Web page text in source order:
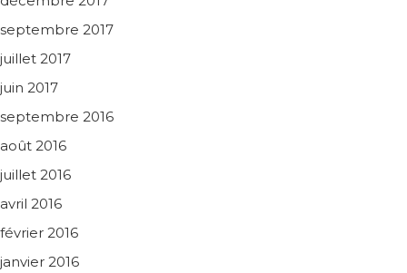
septembre 2017
juillet 2017
juin 2017
septembre 2016
août 2016
juillet 2016
avril 2016
février 2016
janvier 2016